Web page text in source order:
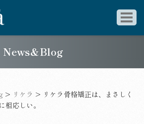
News＆Blog
> リケラ > リケラ骨格矯正は、まさしく
相応しい。